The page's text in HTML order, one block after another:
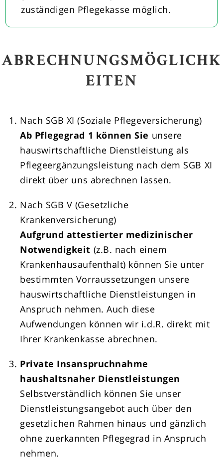
zuständigen Pflegekasse möglich.
ABRECHNUNGSMÖGLICHK
EITEN
Nach SGB XI (Soziale Pflegeversicherung)
Ab Pflegegrad 1 können Sie unsere
hauswirtschaftliche Dienstleistung als
Pflegeergänzungsleistung nach dem SGB XI
direkt über uns abrechnen lassen.
Nach SGB V (Gesetzliche
Krankenversicherung)
Aufgrund attestierter medizinischer
Notwendigkeit (z.B. nach einem
Krankenhausaufenthalt) können Sie unter
bestimmten Vorraussetzungen unsere
hauswirtschaftliche Dienstleistungen in
Anspruch nehmen. Auch diese
Aufwendungen können wir i.d.R. direkt mit
Ihrer Krankenkasse abrechnen.
Private Insanspruchnahme
haushaltsnaher Dienstleistungen
Selbstverständlich können Sie unser
Dienstleistungsangebot auch über den
gesetzlichen Rahmen hinaus und gänzlich
ohne zuerkannten Pflegegrad in Anspruch
nehmen.